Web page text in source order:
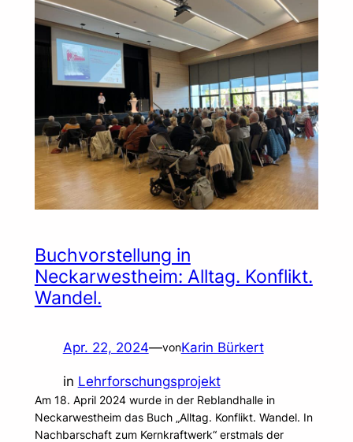
Buchvorstellung in
Neckarwestheim: Alltag. Konflikt.
Wandel.
Apr. 22, 2024—vonKarin Bürkert
in Lehrforschungsprojekt
Am 18. April 2024 wurde in der Reblandhalle in
Neckarwestheim das Buch „Alltag. Konflikt. Wandel. In
Nachbarschaft zum Kernkraftwerk“ erstmals der